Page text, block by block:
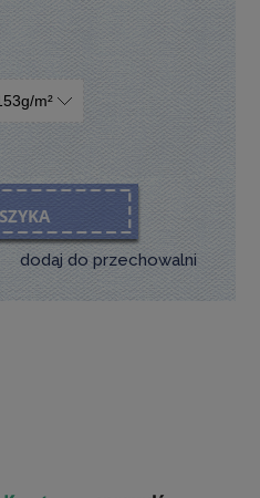
dodaj do przechowalni